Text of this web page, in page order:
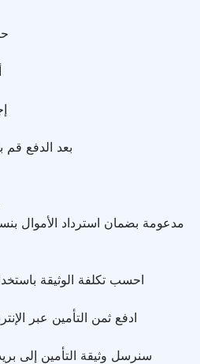
بعد الدفع قم
احسب تكلفة الوثيقة
ادفع ثمن التأمين عبر
سنرسل وثيقة التأمين إلى